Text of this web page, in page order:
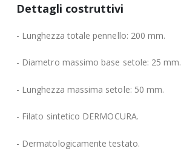
Dettagli costruttivi
- Lunghezza totale pennello: 200 mm.
- Diametro massimo base setole: 25 mm.
- Lunghezza massima setole: 50 mm.
- Filato sintetico DERMOCURA.
- Dermatologicamente testato.